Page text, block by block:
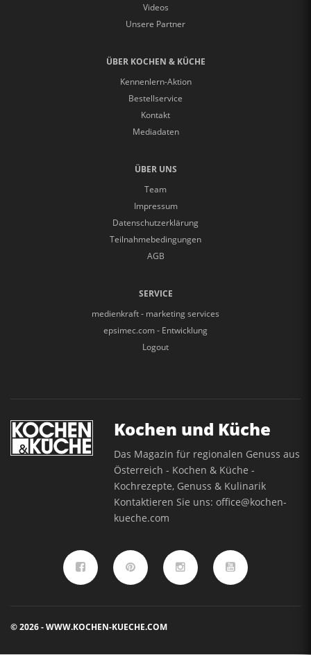
Videos
Unsere Partner
ÜBER KOCHEN & KÜCHE
Kennenlern-Aktion
Bestellservice
Kontakt
Mediadaten
ÜBER UNS
Team
Impressum
Datenschutzerklärung
Teilnahmebedingungen
AGB
SERVICE
medienkraft - marketing services
epsimec.com - Entwicklung
Logout
Kochen und Küche
Das Magazin für regionalen Genuss aus
Österreich - Kochen & Küche -
Kochrezepte, Genuss & Kulinarik
Kontaktieren Sie uns:office@kochen-
kueche.com
© 2026 - WWW.KOCHEN-KUECHE.COM